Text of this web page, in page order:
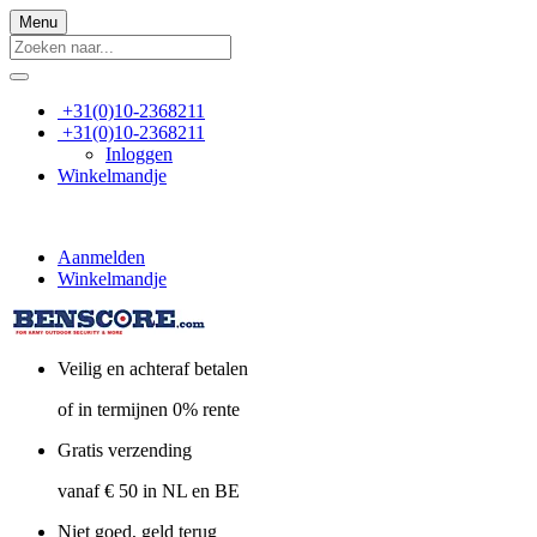
Menu
+31(0)10-2368211
+31(0)10-2368211
Inloggen
Winkelmandje
Aanmelden
Winkelmandje
Veilig en achteraf betalen
of in termijnen 0% rente
Gratis verzending
vanaf € 50 in NL en BE
Niet goed, geld terug